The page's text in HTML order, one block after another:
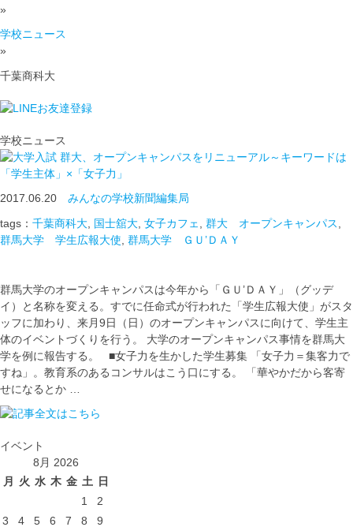
»
学校ニュース
»
千葉商科大
学校ニュース
群大、オープンキャンパスをリニューアル～キーワードは
「学生主体」×「女子力」
2017.06.20 みんなの学校新聞編集局
tags： 千葉商科大 国士舘大 女子カフェ 群大 オープンキャンパス
群馬大学 学生広報大使 群馬大学 ＧＵ’ＤＡＹ
群馬大学のオープンキャンパスは今年から「ＧＵ’ＤＡＹ」（グッデ
イ）と名称を変える。すでに任命式が行われた「学生広報大使」がスタ
ッフに加わり、来月9日（日）のオープンキャンパスに向けて、学生主
体のイベントづくりを行う。 大学のオープンキャンパス事情を群馬大
学を例に報告する。 ■女子力を生かした学生募集 「女子力＝集客力で
すね」。教育系のあるコンサルはこう口にする。 「華やかだから客寄
せになるとか …
イベント
8月 2026
月
火 水 木 金 土
日
1
2
3
4 5 6 7 8
9